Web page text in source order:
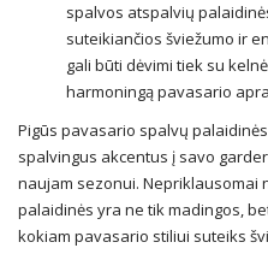
spalvos atspalvių
suteikiančios šviežumo ir
gali būti dėvimi tiek su
harmoningą pavasario
Pigūs pavasario spalvų
spalvingus akcentus į savo
naujam sezonui. Nepriklausomai
palaidinės yra ne tik madingos,
kokiam pavasario stiliui suteiks